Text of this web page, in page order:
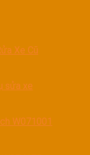
Xe Cũ
sửa xe
W071001